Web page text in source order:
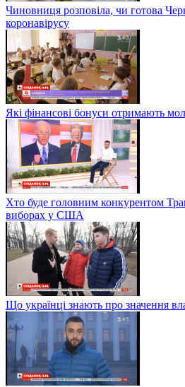
Чиновниця розповіла, чи готова
коронавірусу
Які фінансові бонуси отримають
Хто буде головним конкурентом
виборах у США
Що українці знають про значення